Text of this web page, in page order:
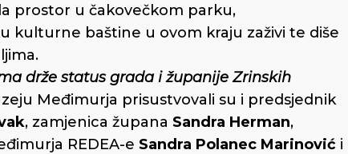
prostor u čakovečkom parku,
kulturne baštine u ovom kraju zaživi te diše
drže status grada i županije Zrinskih
Međimurja prisustvovali su i predsjednik
, zamjenica župana Sandra Herman,
REDEA-e Sandra Polanec Marinović i